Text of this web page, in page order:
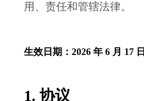
用、责任和管辖法律。
生效日期：2026 年 6 月 17 日
1. 协议